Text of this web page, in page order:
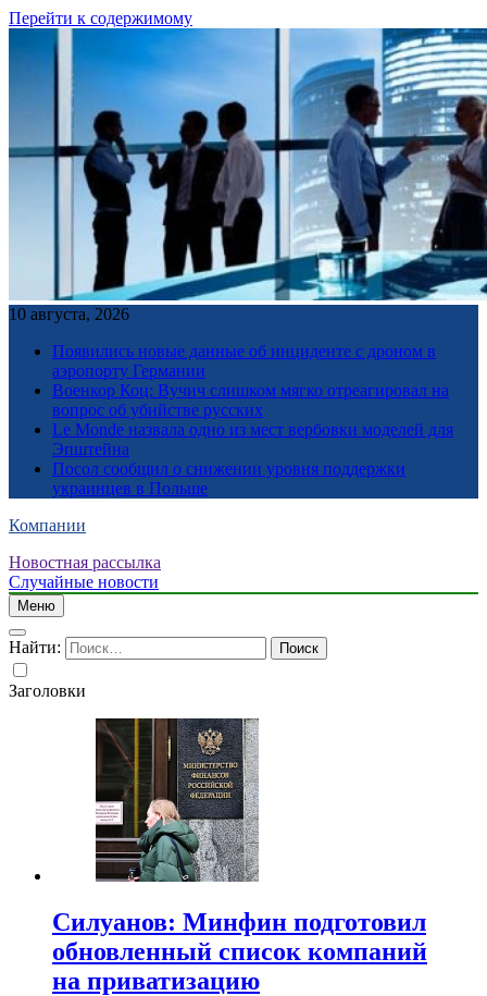
Перейти к содержимому
10 августа, 2026
Появились новые данные об инциденте с дроном в
аэропорту Германии
Военкор Коц: Вучич слишком мягко отреагировал на
вопрос об убийстве русских
Le Monde назвала одно из мест вербовки моделей для
Эпштейна
Посол сообщил о снижении уровня поддержки
украинцев в Польше
Компании
Новостная рассылка
Случайные новости
Меню
Найти:
Заголовки
Силуанов: Минфин подготовил
обновленный список компаний
на приватизацию